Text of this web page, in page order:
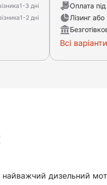
1-3 дні
1-2 дні
Оплата
Лізинг
Всі
дизельний